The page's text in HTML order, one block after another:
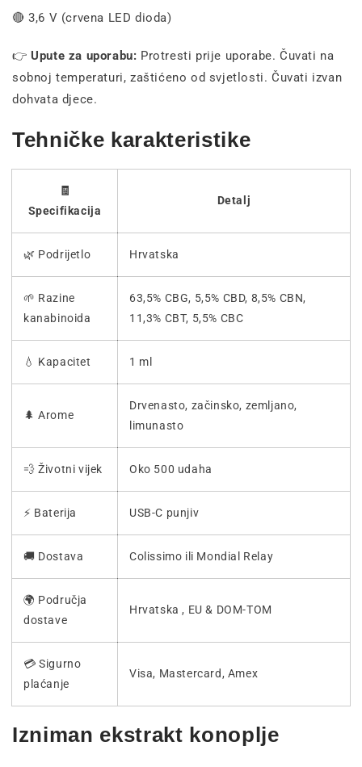
🔴 3,6 V (crvena LED dioda)
👉Upute za uporabu: Protresti prije uporabe. Čuvati na
sobnoj temperaturi, zaštićeno od svjetlosti. Čuvati izvan
dohvata djece.
Tehničke karakteristike
🧾
Specifikacija
Detalj
🌿 Podrijetlo Hrvatska
🌱 Razine
kanabinoida
63,5% CBG, 5,5% CBD, 8,5% CBN,
11,3% CBT, 5,5% CBC
💧 Kapacitet 1 ml
🌲 Arome
Drvenasto, začinsko, zemljano,
limunasto
💨 Životni vijek Oko 500 udaha
⚡ Baterija USB-C punjiv
🚚 Dostava Colissimo ili Mondial Relay
🌍 Područja
dostave
Hrvatska , EU & DOM-TOM
💳 Sigurno
plaćanje
Visa, Mastercard, Amex
Izniman ekstrakt konoplje